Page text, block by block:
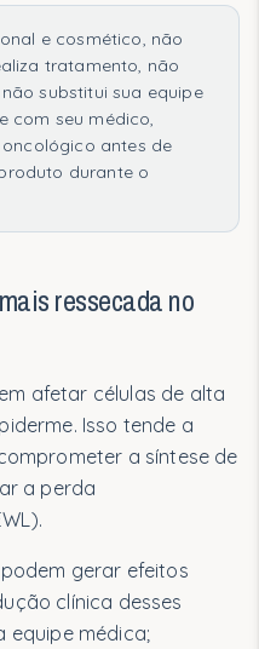
e cosmético, não
tratamento, não
substitui sua equipe
com seu médico,
antes de
durante o
ressecada no
afetar células de alta
Isso tende a
a síntese de
a perda
gerar efeitos
clínica desses
equipe médica;